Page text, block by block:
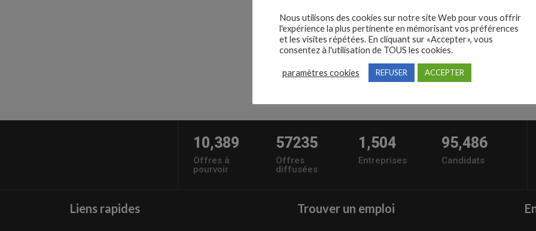
10,389
Offres à
pourvoir
57235
Offres
diffusées
1,504
Entreprises
95,486
Candidats
Liens rapides Trouver un emploi
Nous utilisons des cookies sur notre site Web pour vous offrir
l'expérience la plus pertinente en mémorisant vos préférences
et les visites répétées. En cliquant sur «Accepter», vous
consentez à l'utilisation de TOUS les cookies.
paramètres cookies REFUSER ACCEPTER